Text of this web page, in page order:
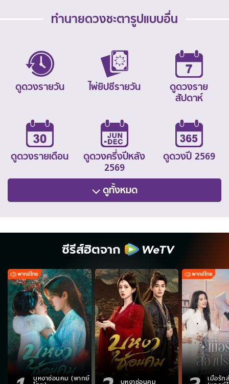
ทำนายดวงชะตารูปแบบอื่น
ดูดวงรายวัน ไพ่ยิปซีรายวัน
ดูดวงราย
สัปดาห์
ดูดวงรายเดือน
ดูดวงครึ่งปีหลัง
2569
ดูดวงปี 2569
ดูทั้งหมด
ซีรีส์ฮิตจาก
บุหงาซ่อนคม (พากย์ บุหงาซ่อนคม เมื่อรัก